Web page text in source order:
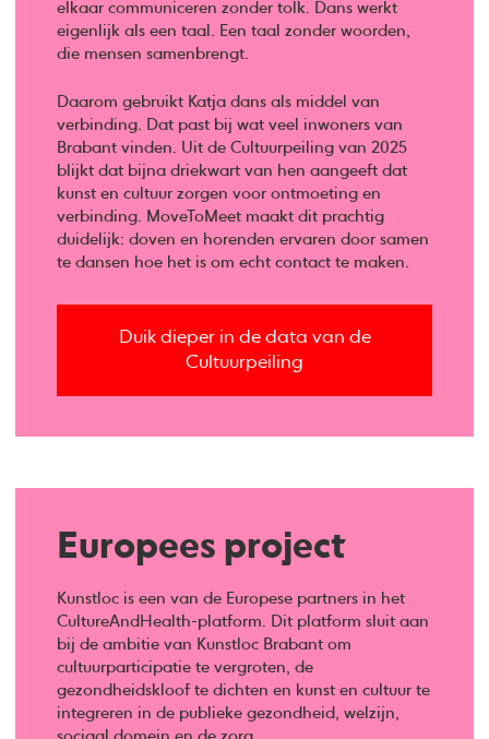
elkaar communiceren zonder tolk. Dans werkt
eigenlijk als een taal. Een taal zonder woorden,
die mensen samenbrengt.
Daarom gebruikt Katja dans als middel van
verbinding. Dat past bij wat veel inwoners van
Brabant vinden. Uit de Cultuurpeiling van 2025
blijkt dat bijna driekwart van hen aangeeft dat
kunst en cultuur zorgen voor ontmoeting en
verbinding. MoveToMeet maakt dit prachtig
duidelijk: doven en horenden ervaren door samen
te dansen hoe het is om echt contact te maken.
Duik dieper in de data van de
Cultuurpeiling
Europees project
Kunstloc is een van de Europese partners in het
CultureAndHealth-platform. Dit platform sluit aan
bij de ambitie van Kunstloc Brabant om
cultuurparticipatie te vergroten, de
gezondheidskloof te dichten en kunst en cultuur te
integreren in de publieke gezondheid, welzijn,